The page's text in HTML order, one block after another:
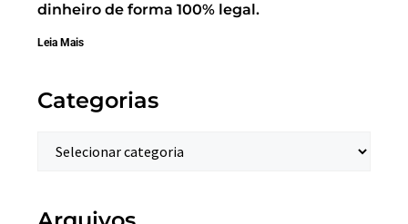
dinheiro de forma 100% legal.
Leia Mais
Categorias